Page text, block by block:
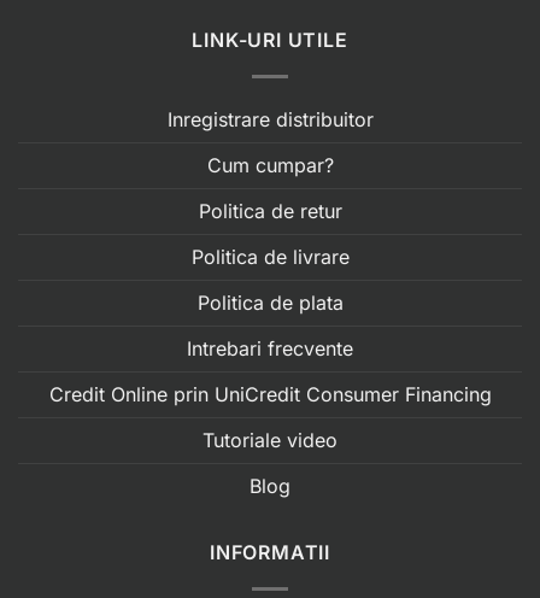
LINK-URI UTILE
Inregistrare distribuitor
Cum cumpar?
Politica de retur
Politica de livrare
Politica de plata
Intrebari frecvente
Credit Online prin UniCredit Consumer Financing
Tutoriale video
Blog
INFORMATII